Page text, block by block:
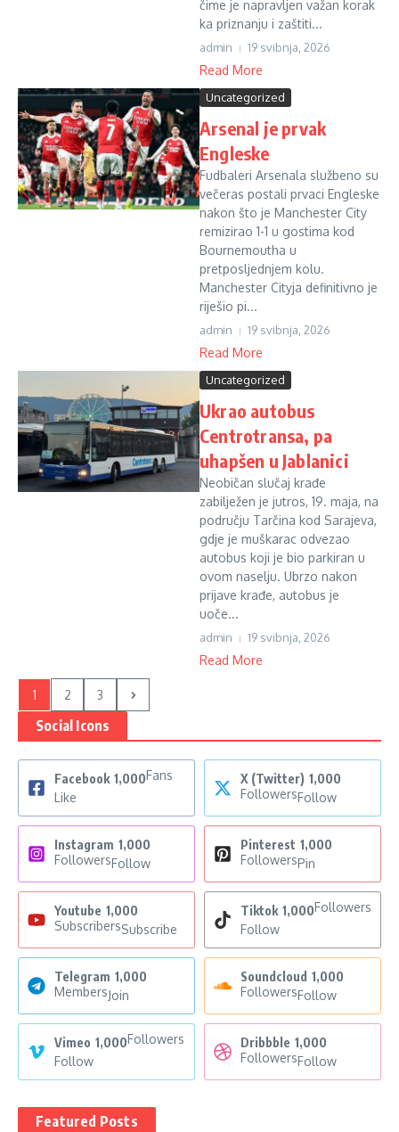
čime je napravljen važan korak
ka priznanju i zaštiti...
admin 19 svibnja, 2026
Read More
Uncategorized
Arsenal je prvak
Engleske
Fudbaleri Arsenala službeno su
večeras postali prvaci Engleske
nakon što je Manchester City
remizirao 1-1 u gostima kod
Bournemoutha u
pretposljednjem kolu.
Manchester Cityja definitivno je
riješio pi...
admin 19 svibnja, 2026
Read More
Uncategorized
Ukrao autobus
Centrotransa, pa
uhapšen u Jablanici
Neobičan slučaj krađe
zabilježen je jutros, 19. maja, na
području Tarčina kod Sarajeva,
gdje je muškarac odvezao
autobus koji je bio parkiran u
ovom naselju. Ubrzo nakon
prijave krađe, autobus je
uoče...
admin 19 svibnja, 2026
Read More
1 2 3
Social Icons
Facebook 1,000Fans
Like
X (Twitter) 1,000
FollowersFollow
Instagram 1,000
FollowersFollow
Pinterest 1,000
FollowersPin
Youtube 1,000
SubscribersSubscribe
Tiktok 1,000Followers
Follow
Telegram 1,000
MembersJoin
Soundcloud 1,000
FollowersFollow
Vimeo 1,000Followers
Follow
Dribbble 1,000
FollowersFollow
Featured Posts